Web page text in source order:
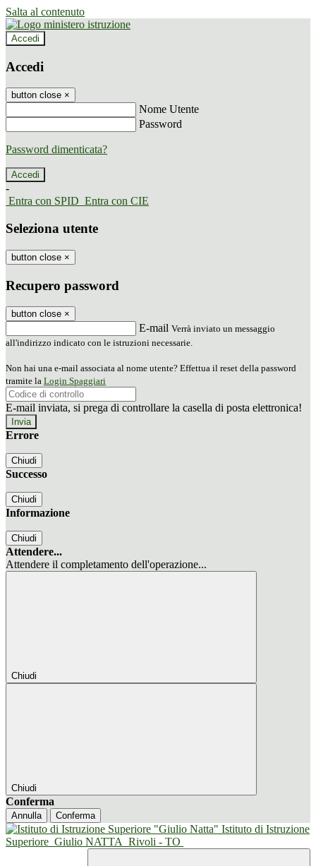
Salta al contenuto
Accedi
Accedi
button close ×
Nome Utente
Password
Password dimenticata?
-
Entra con SPID Entra con CIE
Seleziona utente
button close ×
Recupero password
button close ×
E-mail Verrà inviato un messaggio
all'indirizzo indicato con le istruzioni necessarie.
Non hai una e-mail associata al nome utente? Effettua il reset della password
tramite la Login Spaggiari
E-mail inviata, si prega di controllare la casella di posta elettronica!
Errore
Chiudi
Successo
Chiudi
Informazione
Chiudi
Attendere...
Attendere il completamento dell'operazione...
Chiudi
Chiudi
Conferma
Annulla Conferma
Istituto di Istruzione
Superiore Giulio NATTA Rivoli - TO